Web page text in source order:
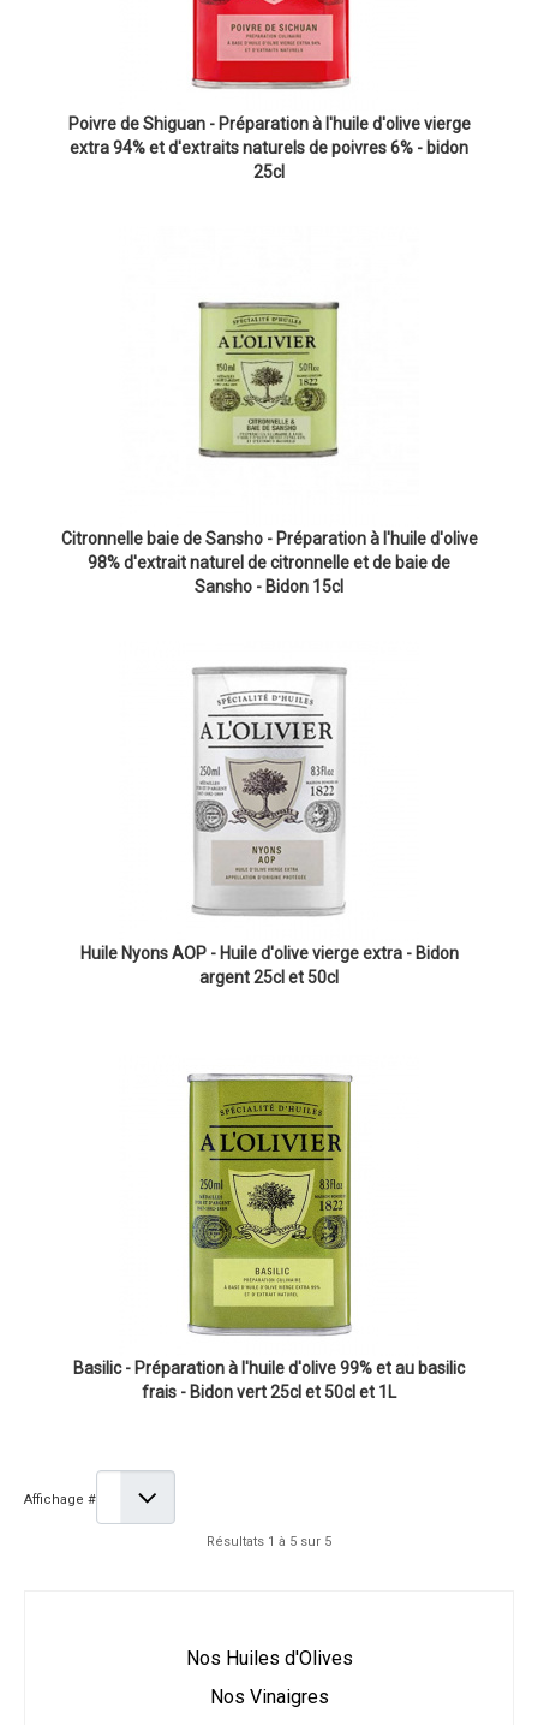
Poivre de Shiguan - Préparation à l'huile d'olive vierge
extra 94% et d'extraits naturels de poivres 6% - bidon
25cl
Citronnelle baie de Sansho - Préparation à l'huile d'olive
98% d'extrait naturel de citronnelle et de baie de
Sansho - Bidon 15cl
Huile Nyons AOP - Huile d'olive vierge extra - Bidon
argent 25cl et 50cl
Basilic - Préparation à l'huile d'olive 99% et au basilic
frais - Bidon vert 25cl et 50cl et 1L
Affichage #
Résultats 1 à 5 sur 5
Nos Huiles d'Olives
Nos Vinaigres